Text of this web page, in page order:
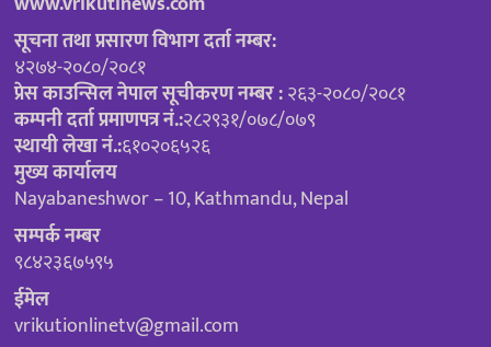
सूचना तथा प्रसारण विभाग दर्ता नम्बर:
४२७४-२०८०/२०८१
प्रेस काउन्सिल नेपाल सूचीकरण नम्बर :२६३-२०८०/२०८१
कम्पनी दर्ता प्रमाणपत्र नं.:२८२९३१/०७८/०७९
स्थायी लेखा नं.:६१०२०६५२६
मुख्य कार्यालय
Nayabaneshwor – 10, Kathmandu, Nepal
सम्पर्क नम्बर
९८४२३६७५९५
ईमेल
vrikutionlinetv@gmail.com